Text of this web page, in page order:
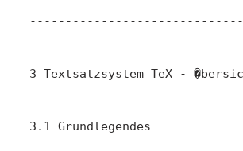
3 Textsatzsystem TeX -
3.1 Grundlegendes